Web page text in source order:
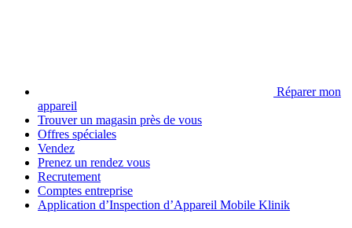
Réparer mon
appareil
Trouver un magasin près de vous
Offres spéciales
Vendez
Prenez un rendez vous
Recrutement
Comptes entreprise
Application d’Inspection d’Appareil Mobile Klinik